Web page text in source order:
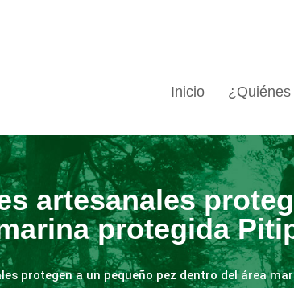
Inicio
artesanales
protegida
protegen a un pequeño pez dentro del área